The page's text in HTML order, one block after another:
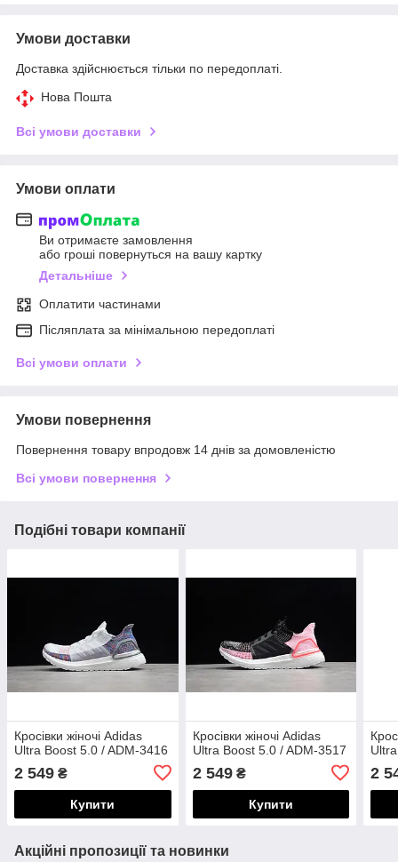
Умови доставки
Доставка здійснюється тільки по передоплаті.
Нова Пошта
Всі умови доставки
Умови оплати
Ви отримаєте замовлення
або гроші повернуться на вашу картку
Детальніше
Оплатити частинами
Післяплата за мінімальною передоплаті
Всі умови оплати
Умови повернення
Повернення товару впродовж 14 днів за домовленістю
Всі умови повернення
Подібні товари компанії
Кросівки жіночі Adidas
Ultra Boost 5.0 / ADM-3416
2 549 ₴
Купити
Кросівки жіночі Adidas
Ultra Boost 5.0 / ADM-3517
2 549₴
Купити
2
Акційні пропозиції та новинки